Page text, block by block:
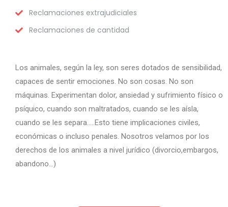
Reclamaciones extrajudiciales
Reclamaciones de cantidad
Los animales, según la ley, son seres dotados de sensibilidad,
capaces de sentir emociones. No son cosas. No son
máquinas. Experimentan dolor, ansiedad y sufrimiento físico o
psíquico, cuando son maltratados, cuando se les aísla,
cuando se les separa…..Esto tiene implicaciones civiles,
económicas o incluso penales. Nosotros velamos por los
derechos de los animales a nivel jurídico (divorcio,embargos,
abandono…)